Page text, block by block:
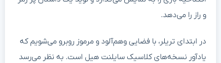
و راز را می‌دهد.
در ابتدای تریلر، با فضایی وهم‌آلود و مرموز روبرو می‌شویم که
یادآور نسخه‌های کلاسیک سایلنت هیل است. به نظر می‌رسد